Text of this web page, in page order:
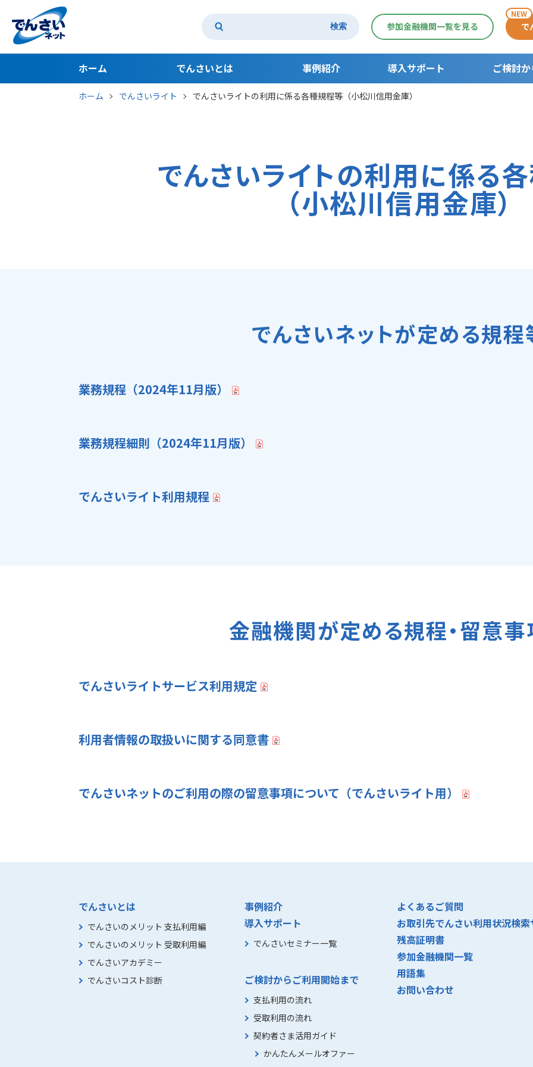
検索 参加金融機関一覧を見る で
NEW
ホーム でんさいとは
でんさいとは
でんさいアカデミー
事例紹介 導入サポート
導入サポート
ご検討
契約者さま活用
ホーム でんさいライト でんさいライトの利用に係る各種規程等（小松川信用金庫）
でんさいライトの利用に係る
（小松川信用金庫）
でんさいネットが定める規程
業務規程（2024年11月版）
業務規程細則（2024年11月版）
でんさいライト利用規程
金融機関が定める規程・留意
でんさいライトサービス利用規定
利用者情報の取扱いに関する同意書
でんさいネットのご利用の際の留意事項について（でんさいライト用）
でんさいとは
でんさいのメリット 支払利用編
でんさいのメリット 受取利用編
でんさいアカデミー
でんさいコスト診断
事例紹介
導入サポート
でんさいセミナー一覧
ご検討からご利用開始まで
支払利用の流れ
受取利用の流れ
契約者さま活用ガイド
かんたんメールオファー
よくあるご質問
お取引先でんさい利用状況検
残高証明書
参加金融機関一覧
用語集
お問い合わせ